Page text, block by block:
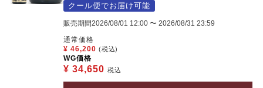
クール便でお届け可能
販売期間2026/08/01 12:00 〜 2026/08/31 23:59
通常価格
¥ 46,200 (税込)
WG価格
¥ 34,650 税込